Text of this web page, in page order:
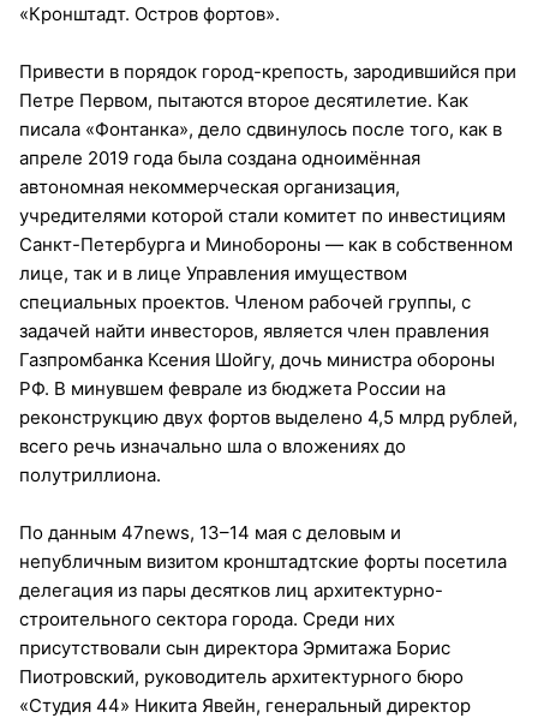
«Кронштадт. Остров фортов».
Привести в порядок город-крепость, зародившийся при
Петре Первом, пытаются второе десятилетие. Как
писала «Фонтанка», дело сдвинулось после того, как в
апреле 2019 года была создана одноимённая
автономная некоммерческая организация,
учредителями которой стали комитет по инвестициям
Санкт-Петербурга и Минобороны — как в собственном
лице, так и в лице Управления имуществом
специальных проектов. Членом рабочей группы, с
задачей найти инвесторов, является член правления
Газпромбанка Ксения Шойгу, дочь министра обороны
РФ. В минувшем феврале из бюджета России на
реконструкцию двух фортов выделено 4,5 млрд рублей,
всего речь изначально шла о вложениях до
полутриллиона.
По данным 47news, 13–14 мая с деловым и
непубличным визитом кронштадтские форты посетила
делегация из пары десятков лиц архитектурно-
строительного сектора города. Среди них
присутствовали сын директора Эрмитажа Борис
Пиотровский, руководитель архитектурного бюро
«Студия 44» Никита Явейн, генеральный директор